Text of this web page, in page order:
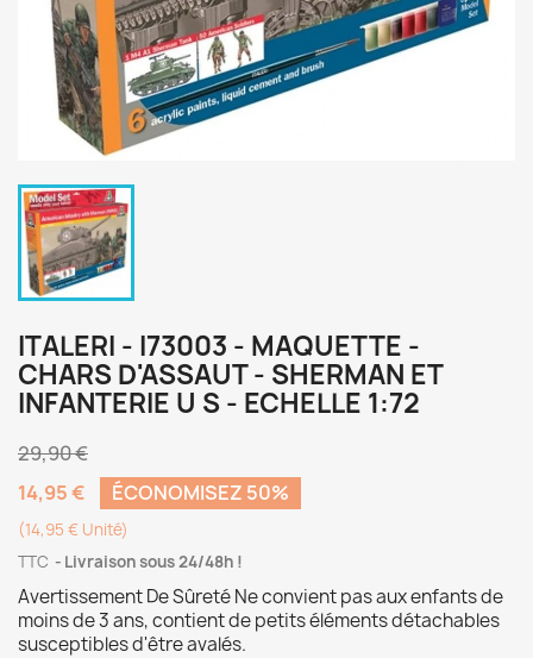
ITALERI - I73003 - MAQUETTE -
CHARS D'ASSAUT - SHERMAN ET
INFANTERIE U S - ECHELLE 1:72
29,90 €
14,95 €
ÉCONOMISEZ 50%
(14,95 € Unité)
TTC
Livraison sous 24/48h !
Avertissement De Sûreté Ne convient pas aux enfants de
moins de 3 ans, contient de petits éléments détachables
susceptibles d'être avalés.